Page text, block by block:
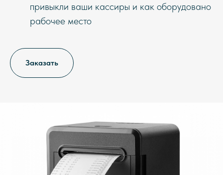
привыкли ваши кассиры и как оборудовано
рабочее место
Заказать